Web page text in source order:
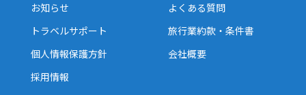
お知らせ
よくある質問
トラベルサポート
旅行業約款・条件書
個人情報保護方針
会社概要
採用情報